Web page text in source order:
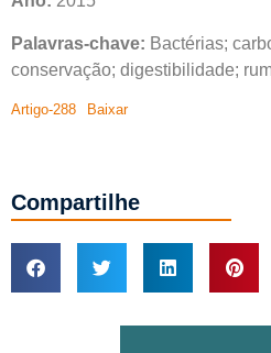
Palavras-chave: Bactérias;
conservação; digestibilidade;
Artigo-288 Baixar
Compartilhe